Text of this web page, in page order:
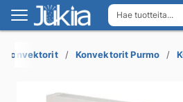
Hae tuotteita...
Siirry
navigointiin
Siirry
sisältöön
Konvektorit Purmo